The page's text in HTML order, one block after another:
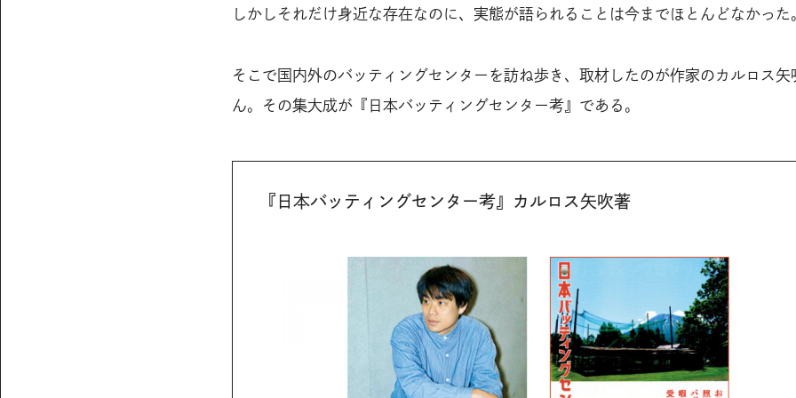
しかしそれだけ身近な存在なのに、実態が語られることは今までほとんどなかった
そこで国内外のバッティングセンターを訪ね歩き、取材したのが作家のカルロス矢
ん。その集大成が『日本バッティングセンター考』である。
『日本バッティングセンター考』カルロス矢吹著